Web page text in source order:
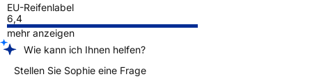
EU-Reifenlabel
6,4
mehr anzeigen
Wie kann ich Ihnen helfen?
Stellen Sie Sophie eine Frage